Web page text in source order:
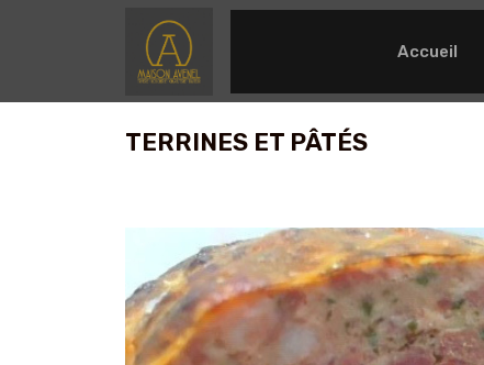
Accueil
TERRINES ET PÂTÉS